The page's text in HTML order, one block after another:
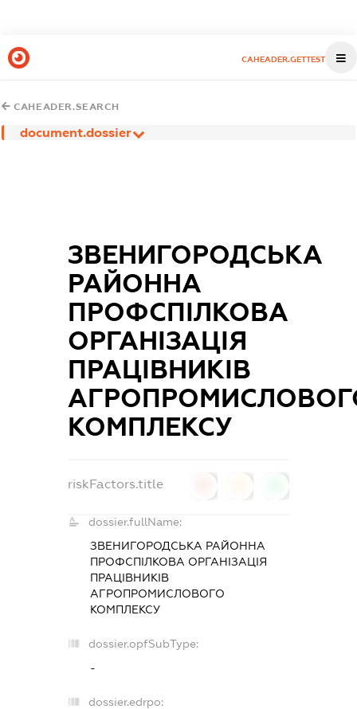
CAHEADER.GETTEST
CAHEADER.SEARCH
document.dossier
ЗВЕНИГОРОДСЬКА
РАЙОННА
ПРОФСПІЛКОВА
ОРГАНІЗАЦІЯ
ПРАЦІВНИКІВ
КОМПЛЕКСУ
riskFactors.title
dossier.fullName:
ЗВЕНИГОРОДСЬКА РАЙОННА
ПРОФСПІЛКОВА ОРГАНІЗАЦІЯ
ПРАЦІВНИКІВ
АГРОПРОМИСЛОВОГО
КОМПЛЕКСУ
dossier.opfSubType:
-
dossier.edrpo: